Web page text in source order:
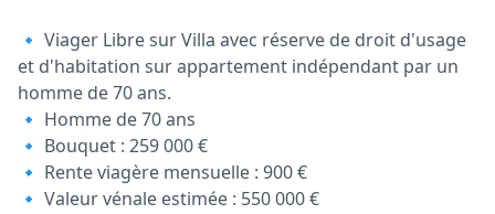
🔹 Viager Libre sur Villa avec réserve de droit d'usage
et d'habitation sur appartement indépendant par un
homme de 70 ans.
🔹 Homme de 70 ans
🔹 Bouquet : 259 000 €
🔹 Rente viagère mensuelle : 900 €
🔹 Valeur vénale estimée : 550 000 €